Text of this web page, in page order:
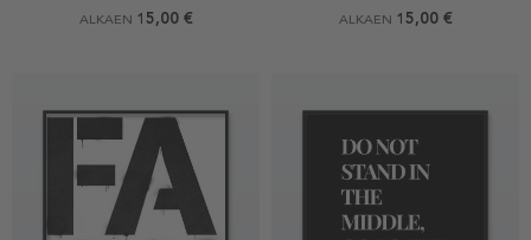
ALKAEN 15,00 €
ALKAEN 15,00 €